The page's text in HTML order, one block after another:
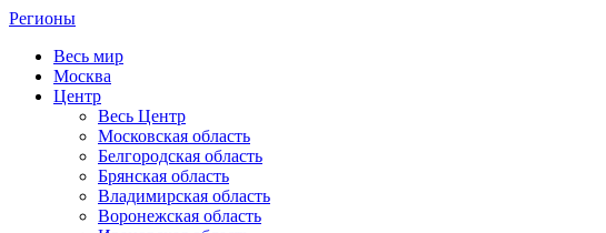
Регионы
Весь мир
Москва
Центр
Весь Центр
Московская область
Белгородская область
Брянская область
Владимирская область
Воронежская область